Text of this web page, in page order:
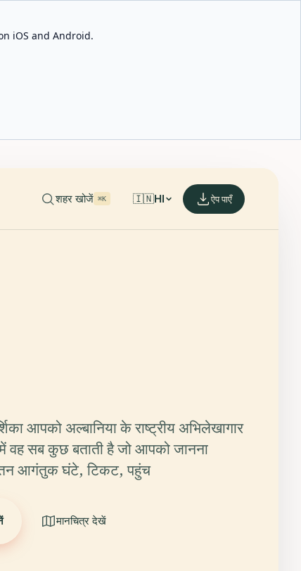
iOS and Android.
शहर खोजें ⌘K 🇮🇳HI ऐप पाएँ
आपको अल्बानिया के राष्ट्रीय अभिलेखागार
वह सब कुछ बताती है जो आपको जानना
आगंतुक घंटे, टिकट, पहुंच
मानचित्र देखें